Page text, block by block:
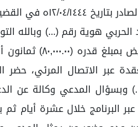
إلزام
وبسؤال المدعي وكالة عن